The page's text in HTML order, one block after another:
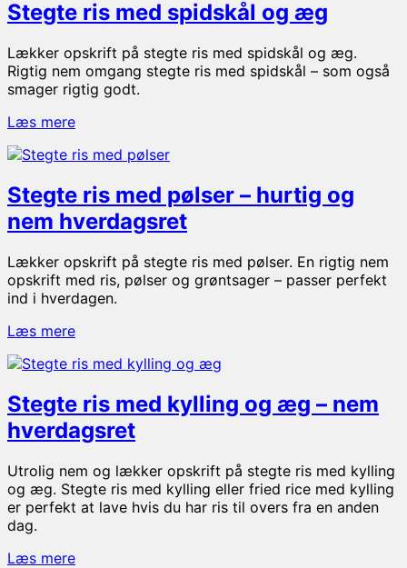
Stegte ris med spidskål og æg
Lækker opskrift på stegte ris med spidskål og æg.
Rigtig nem omgang stegte ris med spidskål – som også
smager rigtig godt.
Læs mereStegte
med
og
æg
Stegte ris med pølser – hurtig og
nem hverdagsret
Lækker opskrift på stegte ris med pølser. En rigtig nem
opskrift med ris, pølser og grøntsager – passer perfekt
ind i hverdagen.
Læs mereStegte
med
–
hurtig
og
hverdagsret
Stegte ris med kylling og æg – nem
hverdagsret
Utrolig nem og lækker opskrift på stegte ris med kylling
og æg. Stegte ris med kylling eller fried rice med kylling
er perfekt at lave hvis du har ris til overs fra en anden
dag.
Læs mereStegte